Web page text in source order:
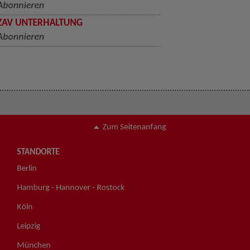
UNTERHALTUNG
Zum Seitenanfang
STANDORTE
Berlin
Hamburg - Hannover - Rostock
Köln
Leipzig
München